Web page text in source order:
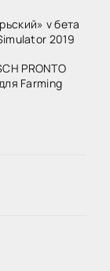
v бета
2019
PRONTO
Farming